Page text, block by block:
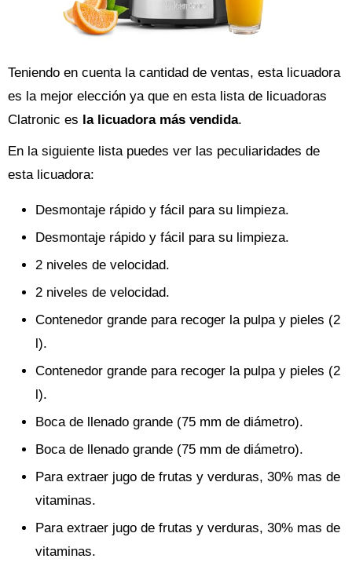
Teniendo en cuenta la cantidad de ventas, esta licuadora
es la mejor elección ya que en esta lista de licuadoras
Clatronic es la licuadora más vendida.
En la siguiente lista puedes ver las peculiaridades de
esta licuadora:
Desmontaje rápido y fácil para su limpieza.
Desmontaje rápido y fácil para su limpieza.
2 niveles de velocidad.
2 niveles de velocidad.
Contenedor grande para recoger la pulpa y pieles (2
l).
Contenedor grande para recoger la pulpa y pieles (2
l).
Boca de llenado grande (75 mm de diámetro).
Boca de llenado grande (75 mm de diámetro).
Para extraer jugo de frutas y verduras, 30% mas de
vitaminas.
Para extraer jugo de frutas y verduras, 30% mas de
vitaminas.